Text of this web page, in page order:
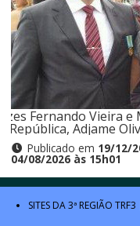
Fernando Vieira
República, Adjame
Publicado em 19/12/
04/08/2026 às 15h01
SITES DA 3ª REGIÃO TRF3